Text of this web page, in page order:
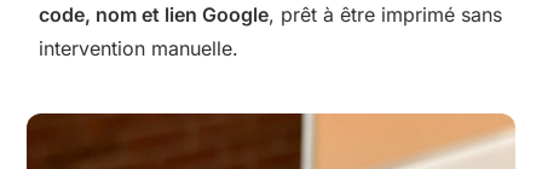
code, nom et lien Google, prêt à être imprimé sans
intervention manuelle.